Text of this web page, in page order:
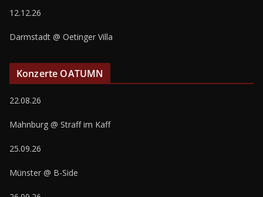
12.12.26
Darmstadt @ Oetinger Villa
Konzerte OATUMN
22.08.26
Mahnburg @ Straff im Kaff
25.09.26
Münster @ B-Side